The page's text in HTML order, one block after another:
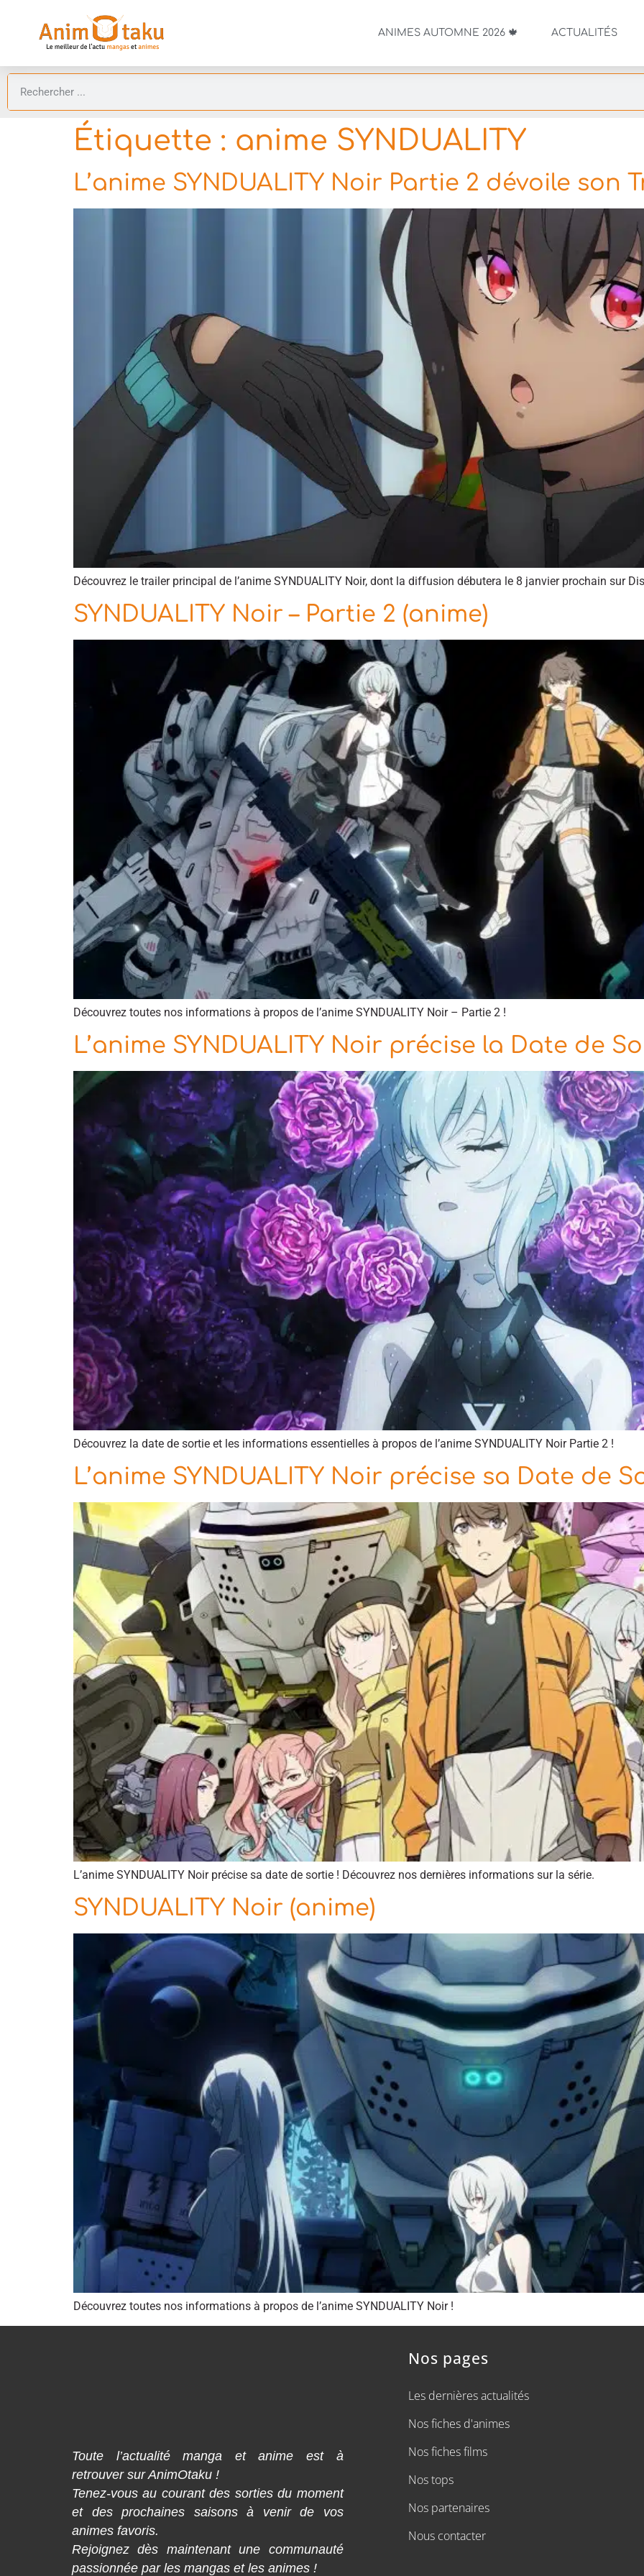
ANIMES AUTOMNE 2026 🍁 ACTUALITÉS
Étiquette : anime SYNDUALITY
L’anime SYNDUALITY Noir Partie 2 dévoile son
Découvrez le trailer principal de l’anime SYNDUALITY Noir, dont la diffusion débutera le 8 janvier prochain sur
SYNDUALITY Noir – Partie 2 (anime)
Découvrez toutes nos informations à propos de l’anime SYNDUALITY Noir – Partie 2 !
L’anime SYNDUALITY Noir précise la Date de
Découvrez la date de sortie et les informations essentielles à propos de l’anime SYNDUALITY Noir Partie 2 !
L’anime SYNDUALITY Noir précise sa Date de
L’anime SYNDUALITY Noir précise sa date de sortie ! Découvrez nos dernières informations sur la série.
SYNDUALITY Noir (anime)
Découvrez toutes nos informations à propos de l’anime SYNDUALITY Noir !
Toute l’actualité manga et anime est à
retrouver sur AnimOtaku !
Tenez-vous au courant des sorties du moment
et des prochaines saisons à venir de vos
animes favoris.
Rejoignez dès maintenant une communauté
passionnée par les mangas et les animes !
Nos pages
Les dernières actualités
Nos fiches d'animes
Nos fiches films
Nos tops
Nos partenaires
Nous contacter